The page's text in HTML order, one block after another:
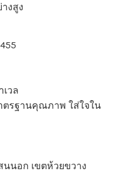
งสูง
วล
รฐานคุณภาพ ใส่ใจใน
นนอก เขตห้วยขวาง